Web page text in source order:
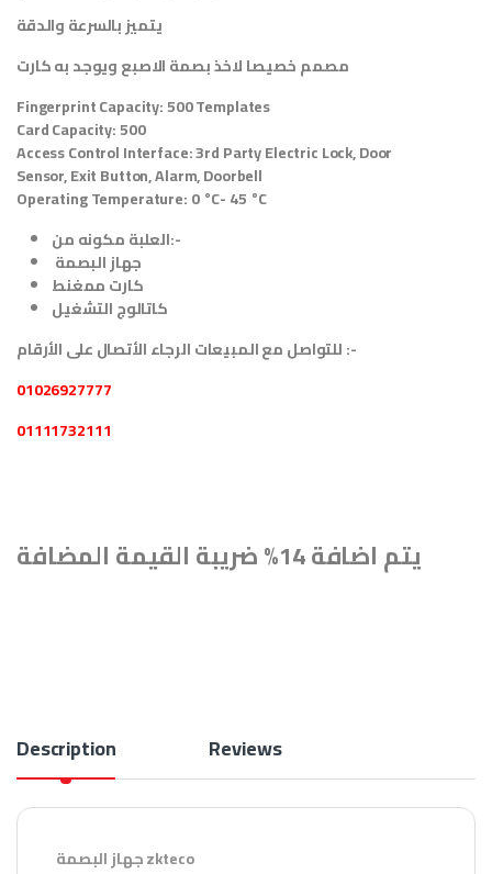
يتميز بالسرعة والدقة
مصمم خصيصا لاخذ بصمة الاصبع ويوجد به كارت
Fingerprint Capacity: 500 Templates
Card Capacity: 500
Access Control Interface: 3rd Party Electric Lock, Door
Sensor, Exit Button, Alarm, Doorbell
Operating Temperature: 0 °C- 45 °C
العلبة مكونه من:-
جهاز البصمة
كارت ممغنط
كاتالوج التشغيل
:-
01026927777
01111732111
يتم اضافة 14% ضريبة القيمة المضافة
Description Reviews
جهاز البصمة zkteco